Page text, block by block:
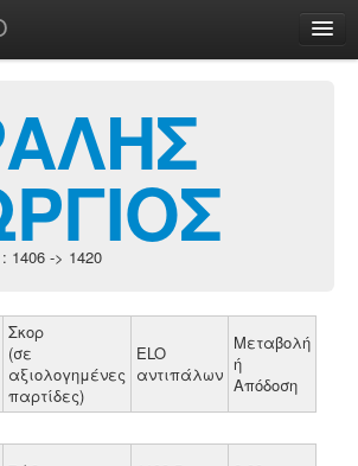
: 1406 -> 1420
Σκορ
(σε
αξιολογημένες
παρτίδες)
ELO
αντιπάλων
Μεταβολή
ή
Απόδοση